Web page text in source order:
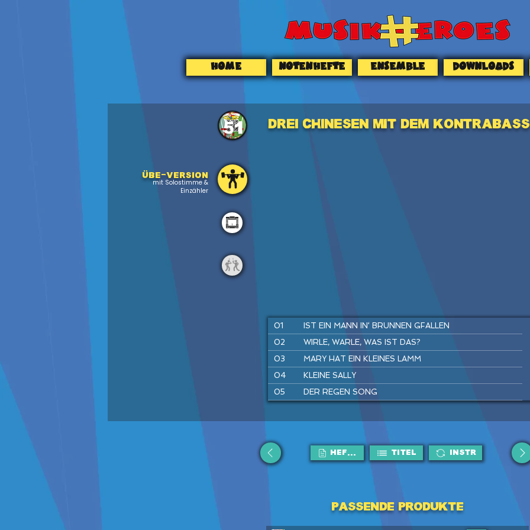
HOME NOTENHEFTE ENSEMBLE DOWNLOADS
51 DREI CHINESEN MIT DEM KONTRABASS
Übe-version
mit Solostimme &
Einzähler
01
IST EIN MANN IN‘ BRUNNEN GFALLEN
02
WIRLE, WARLE, WAS IST DAS?
03
MARY HAT EIN KLEINES LAMM
04
KLEINE SALLY
05
DER REGEN SONG
08
FLUGHAFEN REGGAE
09
TRAU DICH RAUS, KLEINE MAUS
DU UND ICH
HEFTE Titel Instr
Passende Produkte